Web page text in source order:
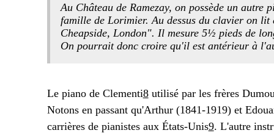
Au Château de Ramezay, on possède un
famille de Lorimier. Au dessus du clavier on
Cheapside, London". Il mesure 5½ pieds de
On pourrait donc croire qu'il est antérieur à
Le piano de Clementi8utilisé par les frères
Notons en passant qu'Arthur (1841-1919) et
carrières de pianistes aux États-Unis9. L'autre